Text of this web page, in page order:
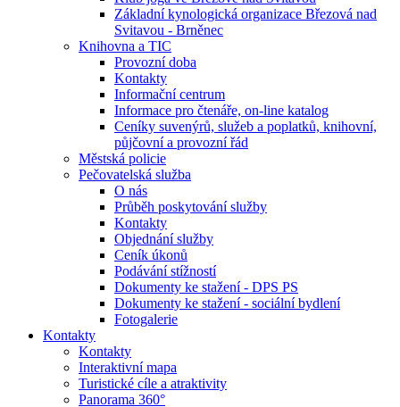
Základní kynologická organizace Březová nad
Svitavou - Brněnec
Knihovna a TIC
Provozní doba
Kontakty
Informační centrum
Informace pro čtenáře, on-line katalog
Ceníky suvenýrů, služeb a poplatků, knihovní,
půjčovní a provozní řád
Městská policie
Pečovatelská služba
O nás
Průběh poskytování služby
Kontakty
Objednání služby
Ceník úkonů
Podávání stížností
Dokumenty ke stažení - DPS PS
Dokumenty ke stažení - sociální bydlení
Fotogalerie
Kontakty
Kontakty
Interaktivní mapa
Turistické cíle a atraktivity
Panorama 360°